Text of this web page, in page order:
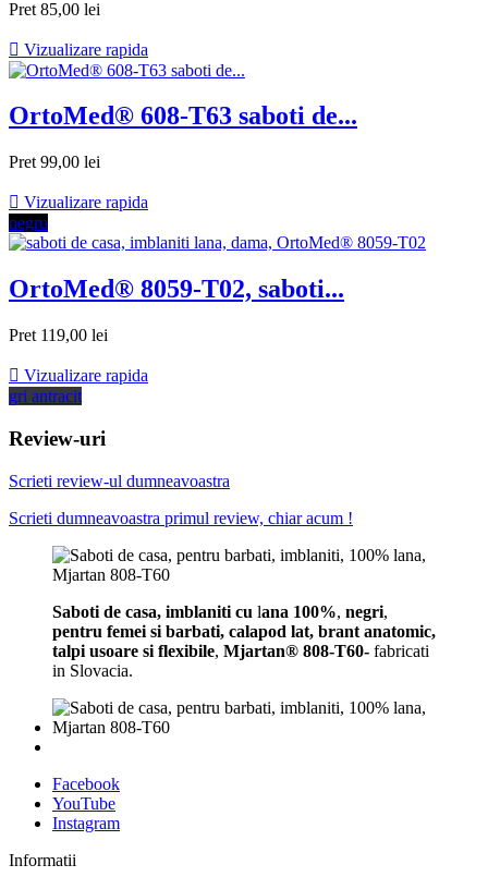
Pret 85,00 lei
 Vizualizare rapida
OrtoMed® 608-T63 saboti de...
Pret 99,00 lei
 Vizualizare rapida
negru
OrtoMed® 8059-T02, saboti...
Pret 119,00 lei
 Vizualizare rapida
gri antracit
Review-uri
Scrieti review-ul dumneavoastra
Scrieti dumneavoastra primul review, chiar acum !
Saboti de casa, imblaniti cu lana 100%, negri,
pentru femei si barbati, calapod lat, brant anatomic,
talpi usoare si flexibile, Mjartan® 808-T60- fabricati
in Slovacia.
Facebook
YouTube
Instagram
Informatii